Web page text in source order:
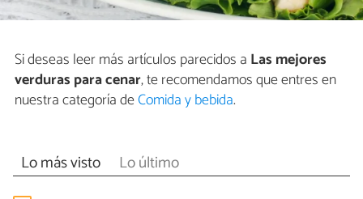
Si deseas leer más artículos parecidos a Las mejores
verduras para cenar, te recomendamos que entres en
nuestra categoría deComida y bebida.
Lo más visto Lo último